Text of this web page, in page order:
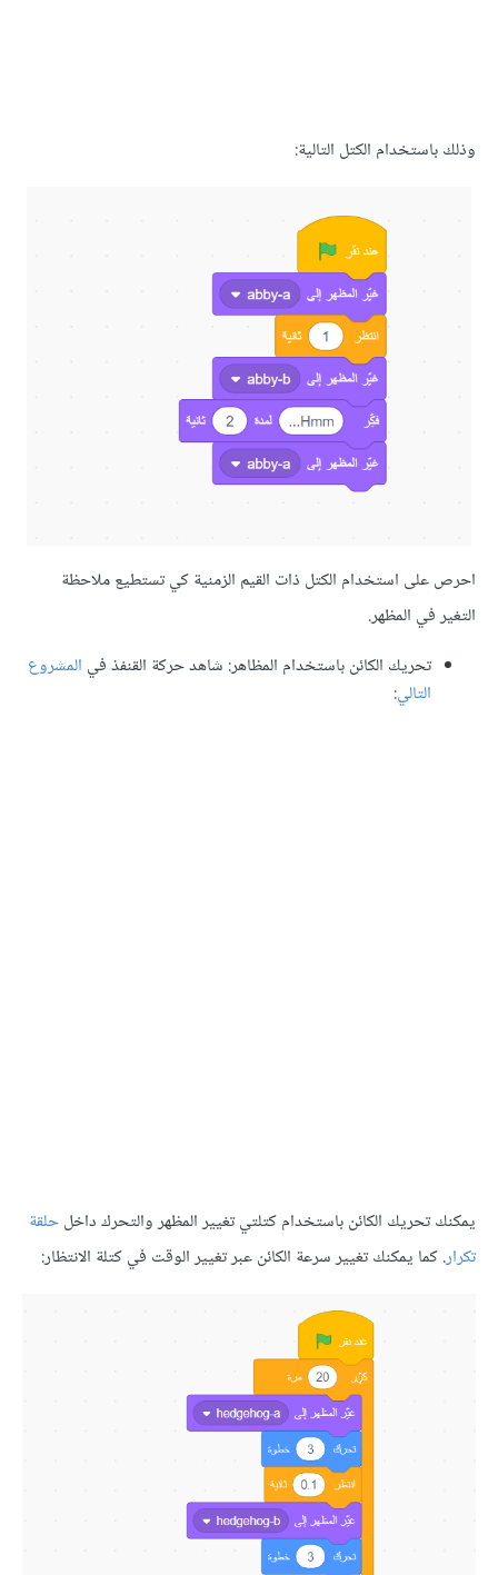
الكتل التالية:
استخدام الكتل ذات القيم الزمنية كي تستطيع ملاحظة
المظهر.
تحريك الكائن باستخدام المظاهر: شاهد حركة القنفذ في المشروع
الكائن باستخدام كتلتي تغيير المظهر والتحرك داخلحلقة
يمكنك تغيير سرعة الكائن عبر تغيير الوقت في كتلة الانتظار: